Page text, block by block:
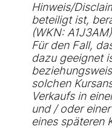
Hinweis/
beteiligt ist,
(WKN:
Für den Fall,
dazu geeignet
solchen
Verkaufs in
und / oder
eines späteren